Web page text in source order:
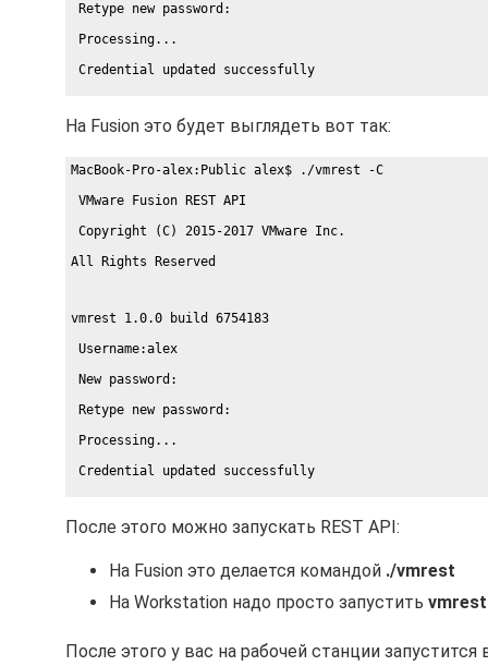
Retype new password:
Processing...
Credential updated successfully
На Fusion это будет выглядеть вот так:
MacBook-Pro-alex:Public alex$ ./vmrest -C
VMware Fusion REST API
Copyright (C) 2015-2017 VMware Inc.
All Rights Reserved
vmrest 1.0.0 build 6754183
Username:alex
New password:
Retype new password:
Processing...
Credential updated successfully
После этого можно запускать REST API:
На Fusion это делается командой ./vmrest
На Workstation надо просто запустить
После этого у вас на рабочей станции